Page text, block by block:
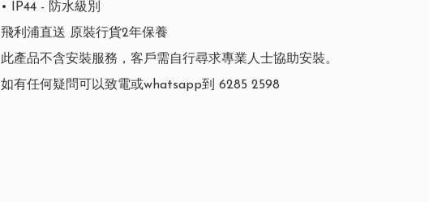
• IP44 - 防水級別
飛利浦直送 原裝行貨2年保養
此產品不含安裝服務，客戶需自行尋求專業人士協助安裝。
如有任何疑問可以致電或whatsapp到 6285 2598